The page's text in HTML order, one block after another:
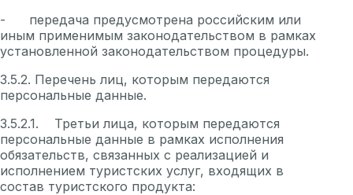
- передача предусмотрена российским или
иным применимым законодательством в рамках
установленной законодательством процедуры.
3.5.2. Перечень лиц, которым передаются
персональные данные.
3.5.2.1. Третьи лица, которым передаются
персональные данные в рамках исполнения
обязательств, связанных с реализацией и
исполнением туристских услуг, входящих в
состав туристского продукта: